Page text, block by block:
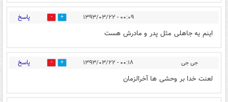
۰۰:۰۹ - ۱۳۹۳/۰۳/۲۲ 0 پاسخ
اینم یه جاهلی مثل پدر و مادرش هست
جی جی ۰۰:۱۸ - ۱۳۹۳/۰۳/۲۲ 0 پاسخ
لعنت خدا بر وحشی ها آخرالزمان